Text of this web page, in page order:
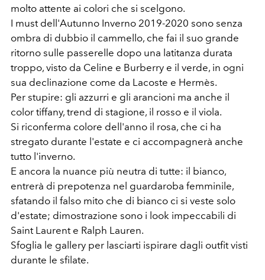
molto attente ai colori che si scelgono.
I must dell'Autunno Inverno 2019-2020 sono senza
ombra di dubbio il cammello, che fai il suo grande
ritorno sulle passerelle dopo una latitanza durata
troppo, visto da Celine e Burberry e il verde, in ogni
sua declinazione come da Lacoste e Hermès.
Per stupire: gli azzurri e gli arancioni ma anche il
color tiffany, trend di stagione, il rosso e il viola.
Si riconferma colore dell'anno il rosa, che ci ha
stregato durante l'estate e ci accompagnerà anche
tutto l'inverno.
E ancora la nuance più neutra di tutte: il bianco,
entrerà di prepotenza nel guardaroba femminile,
sfatando il falso mito che di bianco ci si veste solo
d'estate; dimostrazione sono i look impeccabili di
Saint Laurent e Ralph Lauren.
Sfoglia le gallery per lasciarti ispirare dagli outfit visti
durante le sfilate.